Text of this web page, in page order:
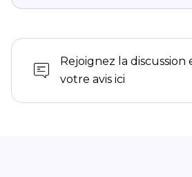
Rejoignez la discussion
votre avis ici